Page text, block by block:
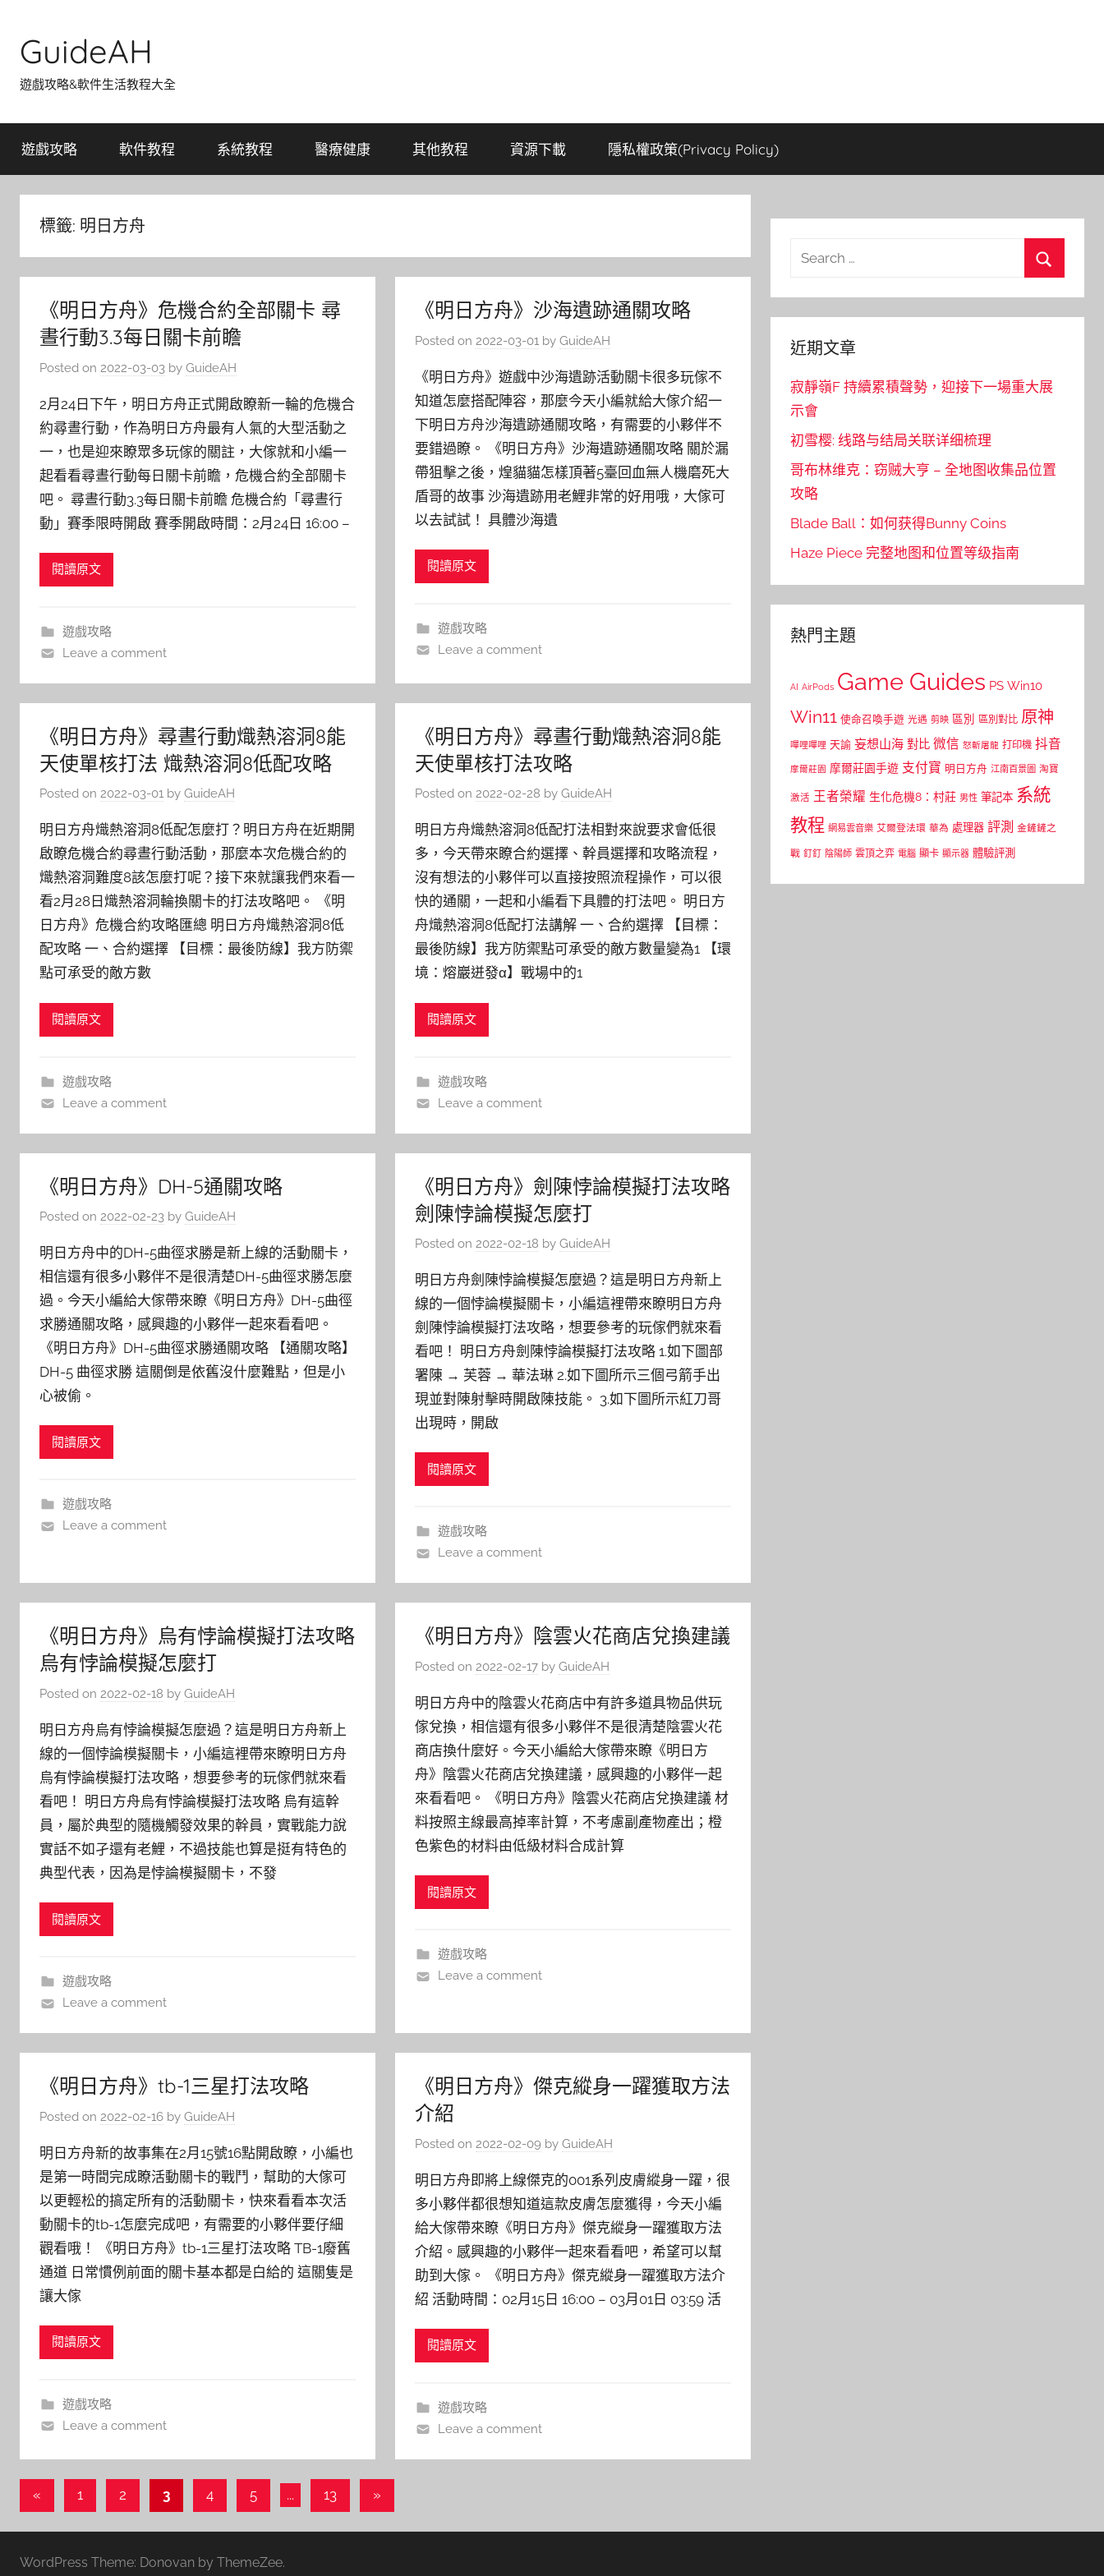
content
GuideAH
遊戲攻略&軟件生活教程大全
遊戲攻略 軟件教程 系統教程 醫療健康 其他教程 資源下載 隱私權政策(Privacy Policy)
標籤: 明日方舟
《明日方舟》危機合約全部關卡 尋
晝行動3.3每日關卡前瞻
Posted on 2022-03-03 by GuideAH
2月24日下午，明日方舟正式開啟瞭新一輪的危機合
約尋晝行動，作為明日方舟最有人氣的大型活動之
一，也是迎來瞭眾多玩傢的關註，大傢就和小編一
起看看尋晝行動每日關卡前瞻，危機合約全部關卡
吧。 尋晝行動3.3每日關卡前瞻 危機合約「尋晝行
動」賽季限時開啟 賽季開啟時間：2月24日 16:00 –
閱讀原文
遊戲攻略
Leave a comment
《明日方舟》沙海遺跡通關攻略
Posted on 2022-03-01 byGuideAH
《明日方舟》遊戲中沙海遺跡活動關卡很多玩傢不
知道怎麼搭配陣容，那麼今天小編就給大傢介紹一
下明日方舟沙海遺跡通關攻略，有需要的小夥伴不
要錯過瞭。 《明日方舟》沙海遺跡通關攻略 關於漏
帶狙擊之後，煌貓貓怎樣頂著5臺回血無人機磨死大
盾哥的故事 沙海遺跡用老鯉非常的好用哦，大傢可
以去試試！ 具體沙海遺
閱讀原文
遊戲攻略
Leave a comment
《明日方舟》尋晝行動熾熱溶洞8能
天使單核打法 熾熱溶洞8低配攻略
Posted on 2022-03-01 by GuideAH
明日方舟熾熱溶洞8低配怎麼打？明日方舟在近期開
啟瞭危機合約尋晝行動活動，那麼本次危機合約的
熾熱溶洞難度8該怎麼打呢？接下來就讓我們來看一
看2月28日熾熱溶洞輪換關卡的打法攻略吧。 《明
日方舟》危機合約攻略匯總 明日方舟熾熱溶洞8低
配攻略 一、合約選擇 【目標：最後防線】我方防禦
點可承受的敵方數
閱讀原文
遊戲攻略
Leave a comment
《明日方舟》尋晝行動熾熱溶洞8能
天使單核打法攻略
Posted on2022-02-28 byGuideAH
明日方舟熾熱溶洞8低配打法相對來說要求會低很
多，今天帶來瞭合約選擇、幹員選擇和攻略流程，
沒有想法的小夥伴可以直接按照流程操作，可以很
快的通關，一起和小編看下具體的打法吧。 明日方
舟熾熱溶洞8低配打法講解 一、合約選擇 【目標：
最後防線】我方防禦點可承受的敵方數量變為1 【環
境：熔巖迸發α】戰場中的1
閱讀原文
遊戲攻略
Leave a comment
《明日方舟》DH-5通關攻略
Posted on 2022-02-23 by GuideAH
明日方舟中的DH-5曲徑求勝是新上線的活動關卡，
相信還有很多小夥伴不是很清楚DH-5曲徑求勝怎麼
過。今天小編給大傢帶來瞭《明日方舟》DH-5曲徑
求勝通關攻略，感興趣的小夥伴一起來看看吧。
《明日方舟》DH-5曲徑求勝通關攻略 【通關攻略】
DH-5 曲徑求勝 這關倒是依舊沒什麼難點，但是小
心被偷。
閱讀原文
遊戲攻略
Leave a comment
《明日方舟》劍陳悖論模擬打法攻略
劍陳悖論模擬怎麼打
Posted on2022-02-18 byGuideAH
明日方舟劍陳悖論模擬怎麼過？這是明日方舟新上
線的一個悖論模擬關卡，小編這裡帶來瞭明日方舟
劍陳悖論模擬打法攻略，想要參考的玩傢們就來看
看吧！ 明日方舟劍陳悖論模擬打法攻略 1.如下圖部
署陳 → 芙蓉 → 華法琳 2.如下圖所示三個弓箭手出
現並對陳射擊時開啟陳技能。 3.如下圖所示紅刀哥
出現時，開啟
閱讀原文
遊戲攻略
Leave a comment
《明日方舟》烏有悖論模擬打法攻略
烏有悖論模擬怎麼打
Posted on 2022-02-18 by GuideAH
明日方舟烏有悖論模擬怎麼過？這是明日方舟新上
線的一個悖論模擬關卡，小編這裡帶來瞭明日方舟
烏有悖論模擬打法攻略，想要參考的玩傢們就來看
看吧！ 明日方舟烏有悖論模擬打法攻略 烏有這幹
員，屬於典型的隨機觸發效果的幹員，實戰能力說
實話不如孑還有老鯉，不過技能也算是挺有特色的
典型代表，因為是悖論模擬關卡，不發
閱讀原文
遊戲攻略
Leave a comment
《明日方舟》陰雲火花商店兌換建議
Posted on2022-02-17 byGuideAH
明日方舟中的陰雲火花商店中有許多道具物品供玩
傢兌換，相信還有很多小夥伴不是很清楚陰雲火花
商店換什麼好。今天小編給大傢帶來瞭《明日方
舟》陰雲火花商店兌換建議，感興趣的小夥伴一起
來看看吧。 《明日方舟》陰雲火花商店兌換建議 材
料按照主線最高掉率計算，不考慮副產物產出；橙
色紫色的材料由低級材料合成計算
閱讀原文
遊戲攻略
Leave a comment
《明日方舟》tb-1三星打法攻略
Posted on 2022-02-16 by GuideAH
明日方舟新的故事集在2月15號16點開啟瞭，小編也
是第一時間完成瞭活動關卡的戰鬥，幫助的大傢可
以更輕松的搞定所有的活動關卡，快來看看本次活
動關卡的tb-1怎麼完成吧，有需要的小夥伴要仔細
觀看哦！ 《明日方舟》tb-1三星打法攻略 TB-1廢舊
通道 日常慣例前面的關卡基本都是白給的 這關隻是
讓大傢
閱讀原文
遊戲攻略
Leave a comment
《明日方舟》傑克縱身一躍獲取方法
介紹
Posted on 2022-02-09 byGuideAH
明日方舟即將上線傑克的001系列皮膚縱身一躍，很
多小夥伴都很想知道這款皮膚怎麼獲得，今天小編
給大傢帶來瞭《明日方舟》傑克縱身一躍獲取方法
介紹。感興趣的小夥伴一起來看看吧，希望可以幫
助到大傢。 《明日方舟》傑克縱身一躍獲取方法介
紹 活動時間：02月15日 16:00 – 03月01日 03:59 活
閱讀原文
遊戲攻略
Leave a comment
文
導
« Previous
1 2 3 4 5 ... 13
Next
»
Search
近期文章
寂靜嶺F 持續累積聲勢，迎接下一場重大展
示會
初雪樱: 线路与结局关联详细梳理
哥布林维克：窃贼大亨 – 全地图收集品位置
攻略
Blade Ball：如何获得Bunny Coins
Haze Piece 完整地图和位置等级指南
熱門主題
AI AirPods Game Guides PS Win10
Win11 使命召喚手遊 光遇 剪映 區別 區別對比 原神
嗶哩嗶哩 天諭 妄想山海 對比 微信 怒斬屠龍 打印機 抖音
摩爾莊園 摩爾莊園手遊 支付寶 明日方舟 江南百景圖 淘寶
激活 王者榮耀 生化危機8：村莊 男性 筆記本 系統
教程 網易雲音樂 艾爾登法環 華為 處理器 評測 金鏟鏟之
戰 釘釘 陰陽師 雲頂之弈 電腦 顯卡 顯示器 體驗評測
WordPress Theme: Donovan by ThemeZee.